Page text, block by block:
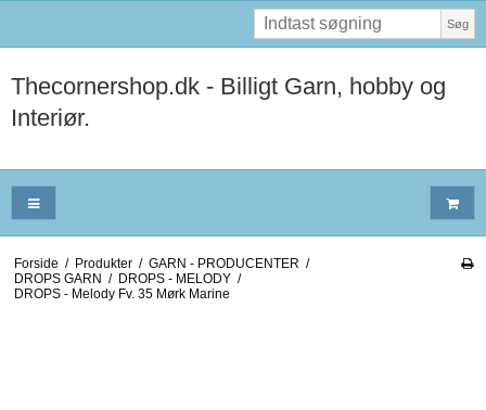
Søg
Thecornershop.dk - Billigt Garn, hobby og
Interiør.
Forside / Produkter / GARN - PRODUCENTER /
DROPS GARN / DROPS - MELODY /
DROPS - Melody Fv. 35 Mørk Marine